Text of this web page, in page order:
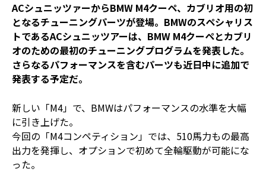
ACシュニッツァーからBMW M4クーペ、カブリオ用の初
となるチューニングパーツが登場。BMWのスペシャリス
トであるACシュニッツアーは、BMW M4クーペとカブリ
オのための最初のチューニングプログラムを発表した。
さらなるパフォーマンスを含むパーツも近日中に追加で
発表する予定だ。
新しい「M4」で、BMWはパフォーマンスの水準を大幅
に引き上げた。
今回の「M4コンペティション」では、510馬力もの最高
出力を発揮し、オプションで初めて全輪駆動が可能にな
った。